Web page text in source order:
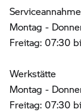
Serviceannahme
Montag -
Freitag: 07:30
Werkstätte
Montag -
Freitag: 07:30